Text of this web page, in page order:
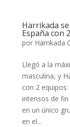
Harrikada
España con
por Harrikada
Llegó a la
masculina, y
con 2
intensos de
en un único
en el...